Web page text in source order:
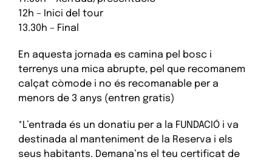
12h – Inici del tour
13.30h – Final
En aquesta jornada es camina pel bosc i
terrenys una mica abrupte, pel que recomanem
calçat còmode i no és recomanable per a
menors de 3 anys (entren gratis)
*L’entrada és un donatiu per a la FUNDACIÓ i va
destinada al manteniment de la Reserva i els
seus habitants. Demana’ns el teu certificat de